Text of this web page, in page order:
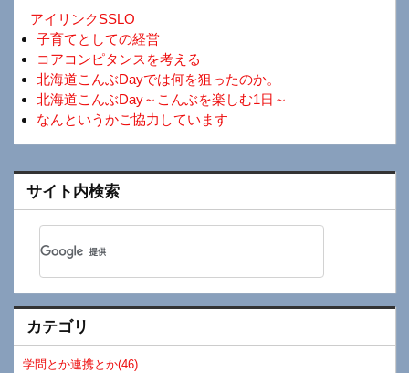
アイリンクSSLO
子育てとしての経営
コアコンピタンスを考える
北海道こんぶDayでは何を狙ったのか。
北海道こんぶDay～こんぶを楽しむ1日～
なんというかご協力しています
サイト内検索
カテゴリ
学問とか連携とか(46)